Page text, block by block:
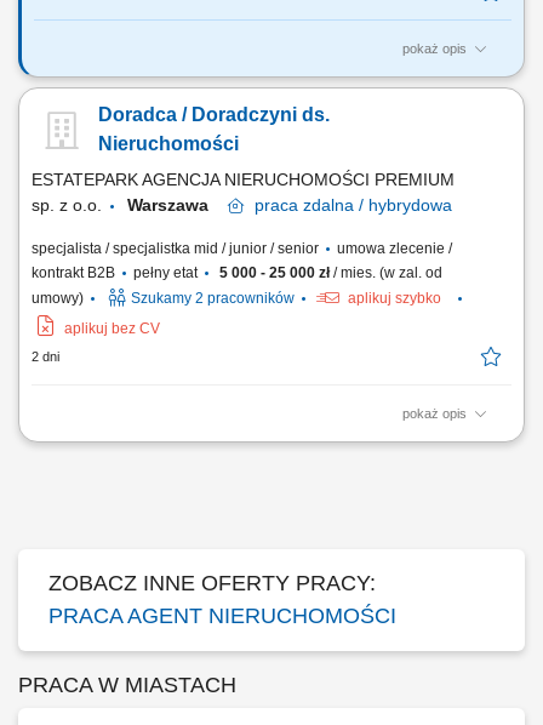
pokaż opis
Na tym stanowisku będziesz odpowiedzialny(-a) za: Prowadzenie
geodezyjno-prawnych, weryfikacja operatów szacunkowych;
Opracowywanie wniosków na posiedzenie Zarządu i projektów uchwał
Doradca / Doradczyni ds.
Nieruchomości
ESTATEPARK AGENCJA NIERUCHOMOŚCI PREMIUM
sp. z o.o.
Warszawa praca zdalna / hybrydowa
specjalista / specjalistka mid / junior / senior
umowa zlecenie /
kontrakt B2B
pełny etat 5 000 - 25 000 zł/ mies. (w zal. od
umowy)
Szukamy 2 pracowników
aplikuj szybko
aplikuj bez CV
2 dni
pokaż opis
Kompleksowa obsługa klientów w zakresie sprzedaży, zakupu oraz
ZOBACZ INNE OFERTY PRACY:
PRACA AGENT NIERUCHOMOŚCI
PRACA W MIASTACH